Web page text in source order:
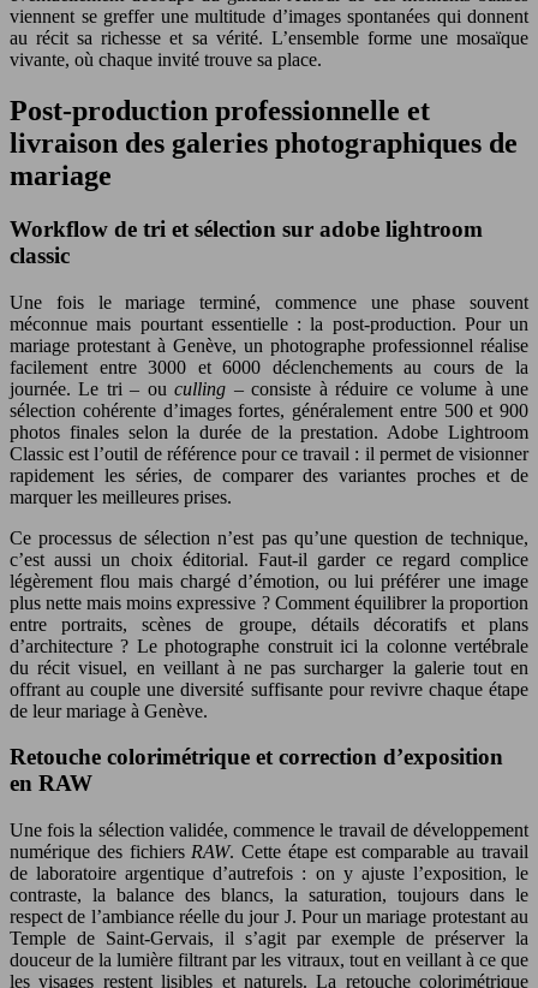
viennent se greffer une multitude d’images spontanées qui donnent
au récit sa richesse et sa vérité. L’ensemble forme une mosaïque
vivante, où chaque invité trouve sa place.
Post-production professionnelle et
livraison des galeries photographiques de
mariage
Workflow de tri et sélection sur adobe lightroom
classic
Une fois le mariage terminé, commence une phase souvent
méconnue mais pourtant essentielle : la post-production. Pour un
mariage protestant à Genève, un photographe professionnel réalise
facilement entre 3000 et 6000 déclenchements au cours de la
journée. Le tri – ouculling – consiste à réduire ce volume à une
sélection cohérente d’images fortes, généralement entre 500 et 900
photos finales selon la durée de la prestation. Adobe Lightroom
Classic est l’outil de référence pour ce travail : il permet de visionner
rapidement les séries, de comparer des variantes proches et de
marquer les meilleures prises.
Ce processus de sélection n’est pas qu’une question de technique,
c’est aussi un choix éditorial. Faut-il garder ce regard complice
légèrement flou mais chargé d’émotion, ou lui préférer une image
plus nette mais moins expressive ? Comment équilibrer la proportion
entre portraits, scènes de groupe, détails décoratifs et plans
d’architecture ? Le photographe construit ici la colonne vertébrale
du récit visuel, en veillant à ne pas surcharger la galerie tout en
offrant au couple une diversité suffisante pour revivre chaque étape
de leur mariage à Genève.
Retouche colorimétrique et correction d’exposition
en RAW
Une fois la sélection validée, commence le travail de développement
numérique des fichiers RAW. Cette étape est comparable au travail
de laboratoire argentique d’autrefois : on y ajuste l’exposition, le
contraste, la balance des blancs, la saturation, toujours dans le
respect de l’ambiance réelle du jour J. Pour un mariage protestant au
Temple de Saint-Gervais, il s’agit par exemple de préserver la
douceur de la lumière filtrant par les vitraux, tout en veillant à ce que
les visages restent lisibles et naturels. La retouche colorimétrique